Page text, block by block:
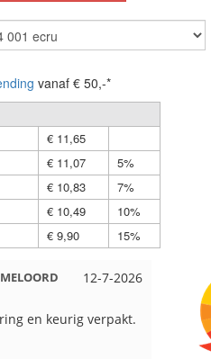
vanaf € 50,-*
€ 11,65
€ 11,07
5%
€ 10,83
7%
€ 10,49
10%
€ 9,90 15%
12-7-2026
en keurig verpakt.
Nell